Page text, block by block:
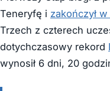
Teneryfę i zakończył
Trzech z czterech
dotychczasowy rekord
wynosił 6 dni, 20